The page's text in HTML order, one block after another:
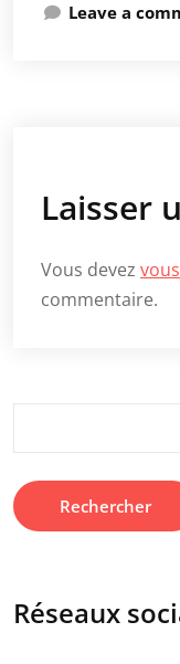
Leave a
Laisser
Vous devez
commentaire.
Réseaux